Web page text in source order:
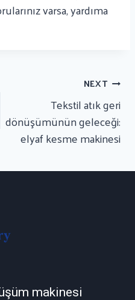
varsa, yardıma
NEXT
Tekstil atık geri
dönüşümünün geleceği:
elyaf kesme makinesi
makinesi